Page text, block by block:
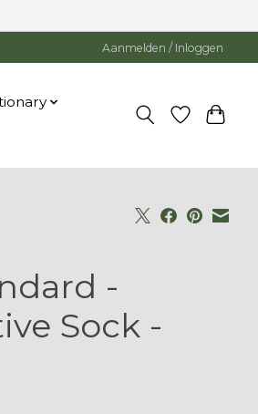
Aanmelden / Inloggen
-
Sock -